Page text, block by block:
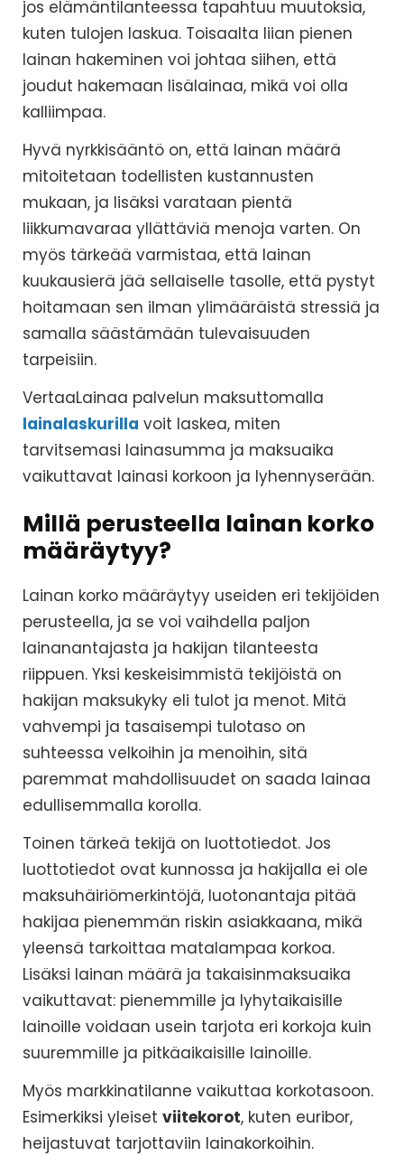
jos elämäntilanteessa tapahtuu muutoksia,
kuten tulojen laskua. Toisaalta liian pienen
lainan hakeminen voi johtaa siihen, että
joudut hakemaan lisälainaa, mikä voi olla
kalliimpaa.
Hyvä nyrkkisääntö on, että lainan määrä
mitoitetaan todellisten kustannusten
mukaan, ja lisäksi varataan pientä
liikkumavaraa yllättäviä menoja varten. On
myös tärkeää varmistaa, että lainan
kuukausierä jää sellaiselle tasolle, että pystyt
hoitamaan sen ilman ylimääräistä stressiä ja
samalla säästämään tulevaisuuden
tarpeisiin.
VertaaLainaa palvelun maksuttomalla
lainalaskurilla voit laskea, miten
tarvitsemasi lainasumma ja maksuaika
vaikuttavat lainasi korkoon ja lyhennyserään.
Millä perusteella lainan korko
määräytyy?
Lainan korko määräytyy useiden eri tekijöiden
perusteella, ja se voi vaihdella paljon
lainanantajasta ja hakijan tilanteesta
riippuen. Yksi keskeisimmistä tekijöistä on
hakijan maksukyky eli tulot ja menot. Mitä
vahvempi ja tasaisempi tulotaso on
suhteessa velkoihin ja menoihin, sitä
paremmat mahdollisuudet on saada lainaa
edullisemmalla korolla.
Toinen tärkeä tekijä on luottotiedot. Jos
luottotiedot ovat kunnossa ja hakijalla ei ole
maksuhäiriömerkintöjä, luotonantaja pitää
hakijaa pienemmän riskin asiakkaana, mikä
yleensä tarkoittaa matalampaa korkoa.
Lisäksi lainan määrä ja takaisinmaksuaika
vaikuttavat: pienemmille ja lyhytaikaisille
lainoille voidaan usein tarjota eri korkoja kuin
suuremmille ja pitkäaikaisille lainoille.
Myös markkinatilanne vaikuttaa korkotasoon.
Esimerkiksi yleiset viitekorot, kuten euribor,
heijastuvat tarjottaviin lainakorkoihin.